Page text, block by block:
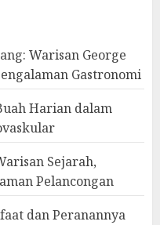
Warisan George
Gastronomi
Harian dalam
Sejarah,
Pelancongan
dan Peranannya